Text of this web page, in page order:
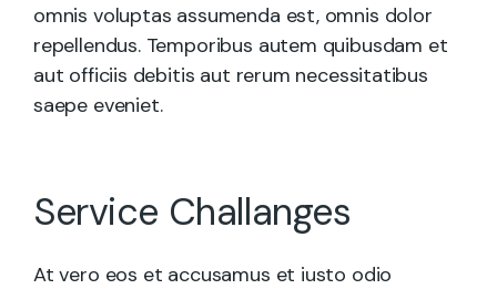
omnis voluptas assumenda est, omnis dolor
repellendus. Temporibus autem quibusdam et
aut officiis debitis aut rerum necessitatibus
saepe eveniet.
Service Challanges
At vero eos et accusamus et iusto odio